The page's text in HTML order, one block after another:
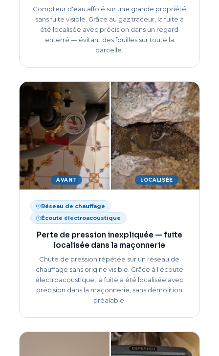
Compteur d'eau affolé sur une grande propriété
sans fuite visible. Grâce au gaz traceur, la fuite a
été localisée avec précision dans un regard
enterré — évitant des fouilles sur toute la
parcelle.
AVANT LOCALISÉE
Réseau de chauffage
Écoute électroacoustique
Perte de pression inexpliquée — fuite
localisée dans la maçonnerie
Chute de pression répétée sur un réseau de
chauffage sans origine visible. Grâce à l'écoute
électroacoustique, la fuite a été localisée avec
précision dans la maçonnerie, sans démolition
préalable.